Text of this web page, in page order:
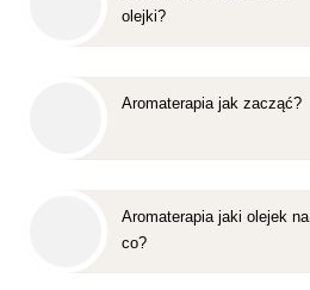
olejki?
Aromaterapia jak zacząć?
Aromaterapia jaki olejek na
co?